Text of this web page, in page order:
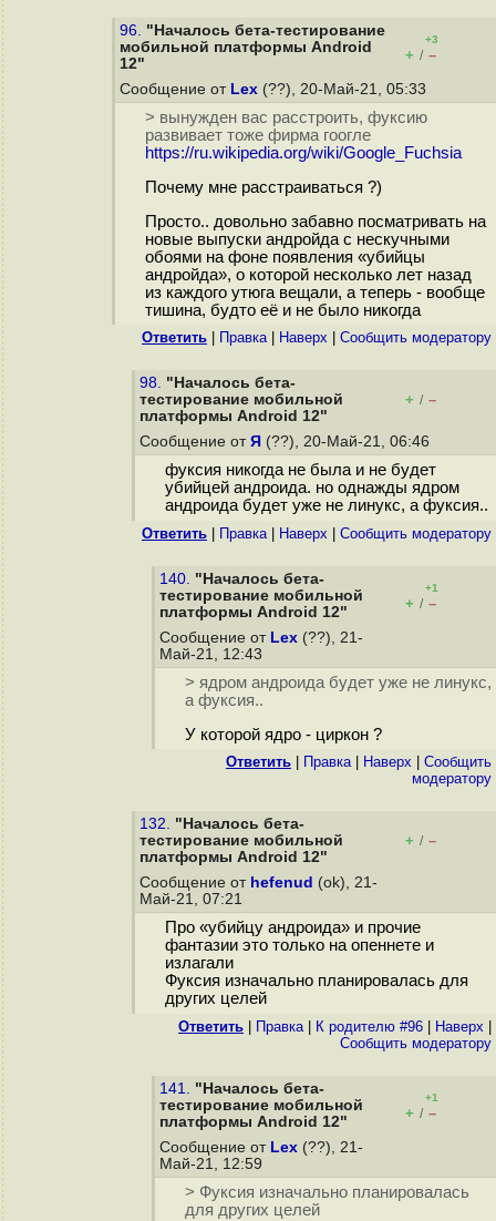
96. "Началось бета-тестирование
мобильной платформы Android
12"
+3
+ / –
Сообщение от Lex (??), 20-Май-21, 05:33
> вынужден вас расстроить, фуксию
развивает тоже фирма гоогле
https://ru.wikipedia.org/wiki/Google_Fuchsia
Почему мне расстраиваться ?)
Просто.. довольно забавно посматривать на
новые выпуски андройда с нескучными
обоями на фоне появления «убийцы
андройда», о которой несколько лет назад
из каждого утюга вещали, а теперь - вообще
тишина, будто её и не было никогда
Ответить Правка| Наверх Cообщить модератору
98. "Началось бета-
тестирование мобильной
платформы Android 12"
+ / –
Сообщение от Я (??), 20-Май-21, 06:46
фуксия никогда не была и не будет
убийцей андроида. но однажды ядром
андроида будет уже не линукс, а фуксия..
Ответить Правка| Наверх Cообщить модератору
140. "Началось бета-
тестирование мобильной
платформы Android 12"
+1
+ / –
Сообщение от Lex (??), 21-
Май-21, 12:43
> ядром андроида будет уже не линукс,
а фуксия..
У которой ядро - циркон ?
Ответить Правка| Наверх
Cообщить
модератору
132. "Началось бета-
тестирование мобильной
платформы Android 12"
+ / –
Сообщение от hefenud (ok), 21-
Май-21, 07:21
Про «убийцу андроида» и прочие
фантазии это только на опеннете и
излагали
Фуксия изначально планировалась для
других целей
Ответить Правка| К родителю #96 Наверх
Cообщить модератору
141. "Началось бета-
тестирование мобильной
платформы Android 12"
+1
+ / –
Сообщение от Lex (??), 21-
Май-21, 12:59
> Фуксия изначально планировалась
для других целей